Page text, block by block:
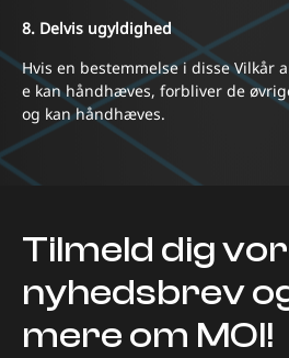
8. Delvis ugyldighed
Hvis en bestemmelse i disse Vilkår
e kan håndhæves, forbliver de
og kan håndhæves.
Tilmeld dig
nyhedsbrev
mere om MOI!